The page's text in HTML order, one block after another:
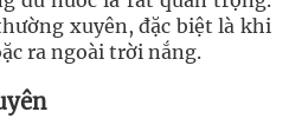
xuyên, đặc biệt là khi
ra ngoài trời nắng.